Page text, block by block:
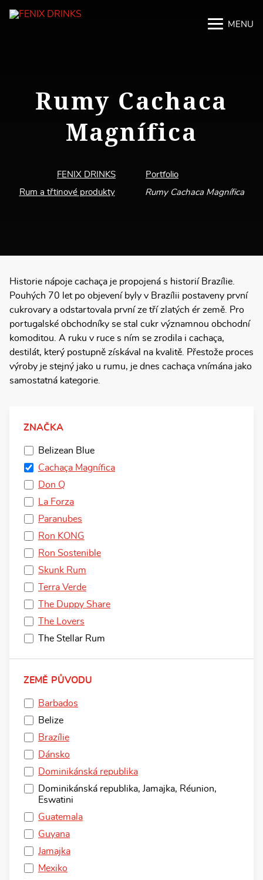
MENU
Rumy Cachaca
Magnífica
FENIX DRINKS
Portfolio
Rum a třtinové produkty
Rumy Cachaca Magnífica
Historie nápoje cachaça je propojená s historií Brazílie.
Pouhých 70 let po objevení byly v Brazílii postaveny první
cukrovary a odstartovala první ze tří zlatých ér země. Pro
portugalské obchodníky se stal cukr významnou obchodní
komoditou. A ruku v ruce s ním se zrodila i cachaça,
destilát, který postupně získával na kvalitě. Přestože proces
výroby je stejný jako u rumu, je dnes cachaça vnímána jako
samostatná kategorie.
ZNAČKA
Belizean Blue
Cachaça Magnífica
Don Q
La Forza
Paranubes
Ron KONG
Ron Sostenible
Skunk Rum
Terra Verde
The Duppy Share
The Lovers
The Stellar Rum
ZEMĚ PŮVODU
Barbados
Belize
Brazílie
Dánsko
Dominikánská republika
Dominikánská republika, Jamajka, Réunion,
Eswatini
Guatemala
Guyana
Jamajka
Mexiko